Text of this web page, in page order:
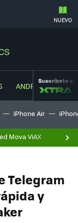
NUEVO
ANDROIDSuscríbete a
iPhone Air
Mova ViAX
Telegram
y